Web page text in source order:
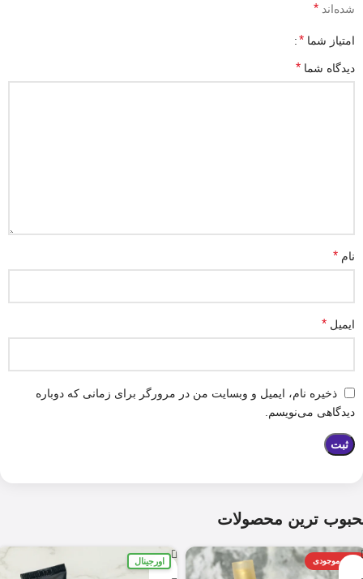
شده‌اند *
امتیاز شما *
دیدگاه شما *
نام *
ایمیل *
ذخیره نام، ایمیل و وبسایت من در مرورگر برای زمانی که دوباره
دیدگاهی می‌نویسم.
ترین محصولات
اتمام موجودی اورجینال